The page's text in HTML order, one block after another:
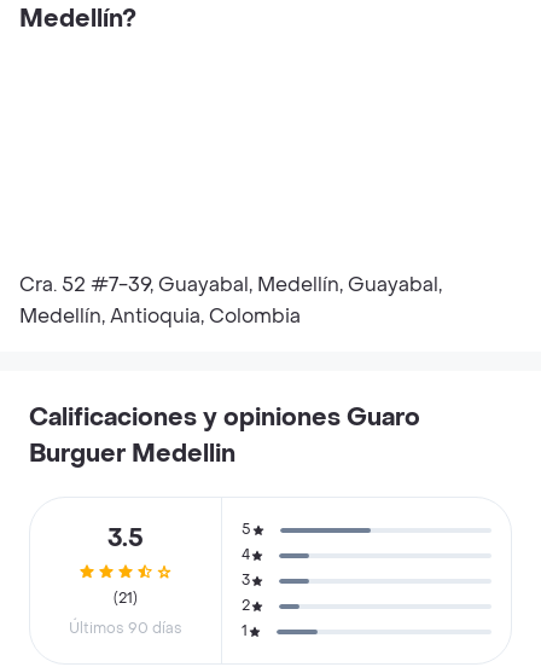
Medellín?
Cra. 52 #7-39, Guayabal, Medellín, Guayabal,
Medellín, Antioquia, Colombia
Calificaciones y opiniones Guaro
Burguer Medellin
3.5
(21)
Últimos 90 días
5
4
3
2
1